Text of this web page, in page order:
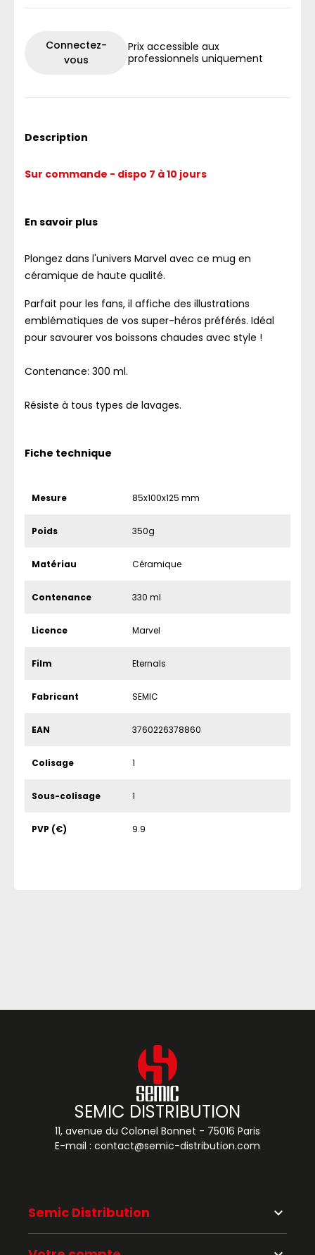
Connectez-
vous
Prix accessible aux
professionnels uniquement
Description
Sur commande - dispo 7 à 10 jours
En savoir plus
Plongez dans l'univers Marvel avec ce mug en
céramique de haute qualité.
Parfait pour les fans, il affiche des illustrations
emblématiques de vos super-héros préférés. Idéal
pour savourer vos boissons chaudes avec style !
Contenance: 300 ml.
Résiste à tous types de lavages.
Fiche technique
Mesure 85x100x125 mm
Poids 350g
Matériau Céramique
Contenance 330 ml
Licence Marvel
Film Eternals
Fabricant SEMIC
EAN 3760226378860
Colisage 1
Sous-colisage 1
PVP (€) 9.9
Semic Distribution keyboard_arrow_down
SEMIC DISTRIBUTION
11, avenue du Colonel Bonnet - 75016 Paris
E-mail : contact@semic-distribution.com